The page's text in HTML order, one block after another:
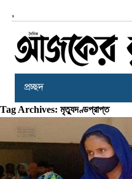
,
প্রচ্ছদ
Tag Archives: মৃত্যুদণ্ডপ্রাপ্ত